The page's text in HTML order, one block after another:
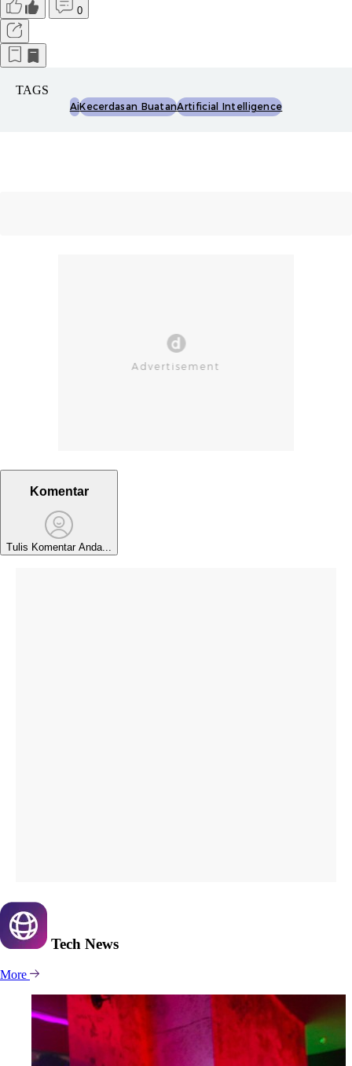
0
TAGS
AiKecerdasan BuatanArtificial Intelligence
Komentar
Tulis Komentar Anda...
Tech News
More